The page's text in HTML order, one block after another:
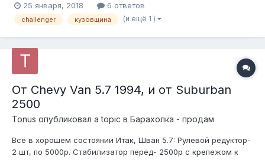
Дельные мысли приветствуются. Dodge Challenger SRT, VIN
2B3LJ74W19H625180. 1) дверь правая в сборе с
25 января, 2018 6 ответов
challenger кузовщина (и ещё 1 )
От Chevy Van 5.7 1994, и от Suburban
2500
Tonus опубликовал a topic в Барахолка - продам
Всё в хорошем состоянии Итак, Шван 5.7: Рулевой редуктор-
2 шт, по 5000р. Стабилизатор перед- 2500р с крепежом к